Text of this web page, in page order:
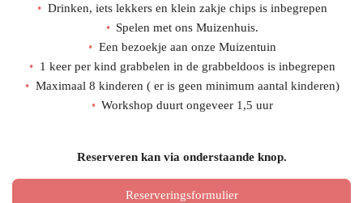
Drinken, iets lekkers en klein zakje chips is inbegrepen
Spelen met ons Muizenhuis.
Een bezoekje aan onze Muizentuin
1 keer per kind grabbelen in de grabbeldoos is inbegrepen
Maximaal 8 kinderen ( er is geen minimum aantal kinderen)
Workshop duurt ongeveer 1,5 uur
Reserveren kan via onderstaande knop.
Reserveringsformulier